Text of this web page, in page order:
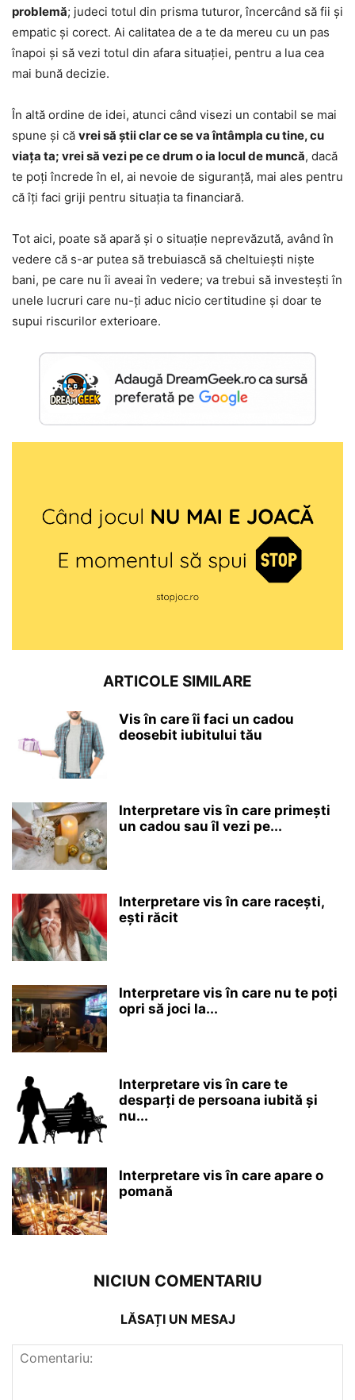
problemă; judeci totul din prisma tuturor, încercând să fii și
empatic și corect. Ai calitatea de a te da mereu cu un pas
înapoi și să vezi totul din afara situației, pentru a lua cea
mai bună decizie.
În altă ordine de idei, atunci când visezi un contabil se mai
spune și că vrei să știi clar ce se va întâmpla cu tine, cu
viața ta; vrei să vezi pe ce drum o ia locul de muncă, dacă
te poți încrede în el, ai nevoie de siguranță, mai ales pentru
că îți faci griji pentru situația ta financiară.
Tot aici, poate să apară și o situație neprevăzută, având în
vedere că s-ar putea să trebuiască să cheltuiești niște
bani, pe care nu îi aveai în vedere; va trebui să investești în
unele lucruri care nu-ți aduc nicio certitudine și doar te
supui riscurilor exterioare.
ARTICOLE SIMILARE
Vis în care îi faci un cadou
deosebit iubitului tău
Interpretare vis în care primești
un cadou sau îl vezi pe...
Interpretare vis în care racești,
ești răcit
Interpretare vis în care nu te poți
opri să joci la...
Interpretare vis în care te
desparți de persoana iubită și
nu...
Interpretare vis în care apare o
pomană
NICIUN COMENTARIU
LĂSAȚI UN MESAJ